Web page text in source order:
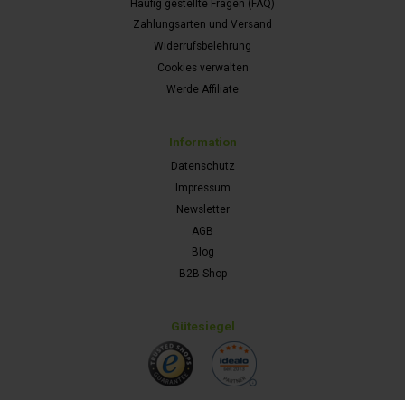
Häufig gestellte Fragen (FAQ)
Zahlungsarten und Versand
Widerrufsbelehrung
Cookies verwalten
Werde Affiliate
Information
Datenschutz
Impressum
Newsletter
AGB
Blog
B2B Shop
Gütesiegel